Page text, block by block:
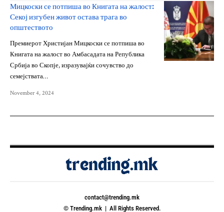
Мицкоски се потпиша во Книгата на жалост:
Секој изгубен живот остава трага во
општеството
Премиерот Христијан Мицкоски се потпиша во
Книгата на жалост во Амбасадата на Република
Србија во Скопје, изразувајќи сочувство до
семејствата…
November 4, 2024
contact@trending.mk
© Trending.mk | All Rights Reserved.